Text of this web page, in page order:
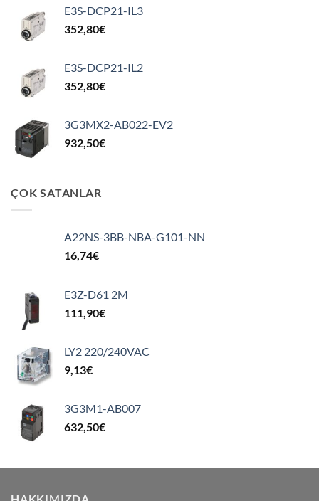
E3S-DCP21-IL3
352,80€
E3S-DCP21-IL2
352,80€
3G3MX2-AB022-EV2
932,50€
ÇOK SATANLAR
A22NS-3BB-NBA-G101-NN
16,74€
E3Z-D61 2M
111,90€
LY2 220/240VAC
9,13€
3G3M1-AB007
632,50€
HAKKIMIZDA